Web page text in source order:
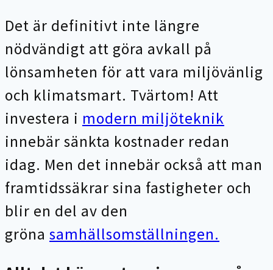
Det är definitivt inte längre
nödvändigt att göra avkall på
lönsamheten för att vara miljövänlig
och klimatsmart. Tvärtom! Att
investera i modern miljöteknik
innebär sänkta kostnader redan
idag. Men det innebär också att man
framtidssäkrar sina fastigheter och
blir en del av den
gröna samhällsomställningen.